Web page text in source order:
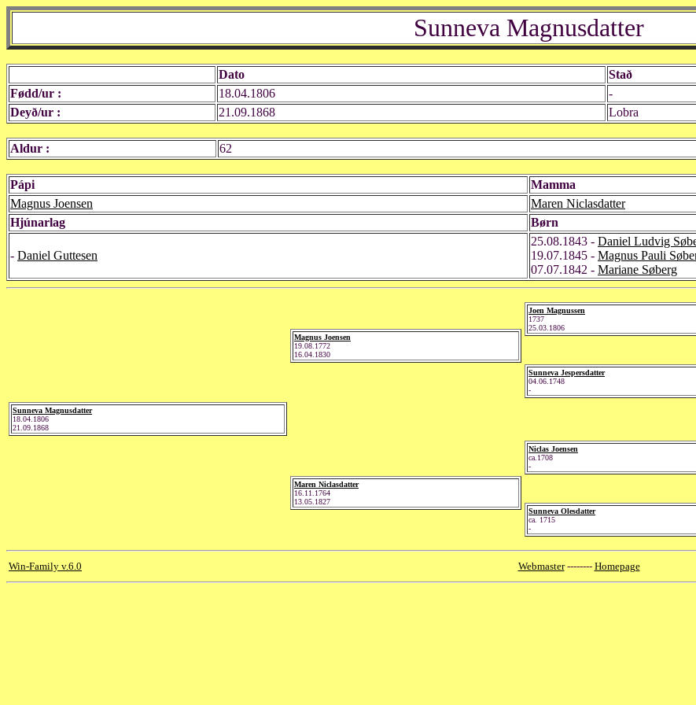
Sunneva Magnusdatter
Dato Stað
Fødd/ur :
18.04.1806 -
Deyð/ur :
21.09.1868 Lobra
Aldur : 62
Pápi
Mamma
Magnus Joensen
Maren Niclasdatter
Hjúnarlag
Børn
- Daniel Guttesen
25.08.1843 - Daniel Ludvig
19.07.1845 - Magnus Pauli
07.07.1842 - Mariane Søberg
Sunneva Magnusdatter
18.04.1806
21.09.1868
Magnus Joensen
19.08.1772
16.04.1830
Maren Niclasdatter
16.11.1764
13.05.1827
Joen Magnussen
1737
25.03.1806
Sunneva Jespersdatter
04.06.1748
-
Niclas Joensen
ca.1708
-
Sunneva Olesdatter
ca. 1715
-
Win-Family v.6.0 Webmaster-------- Homepage